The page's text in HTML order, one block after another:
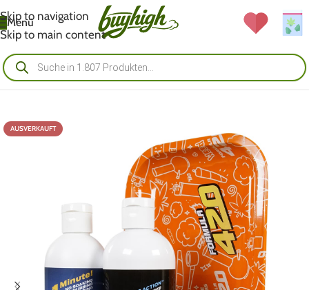
Skip to navigation
Skip to main content
Menü
AUSVERKAUFT